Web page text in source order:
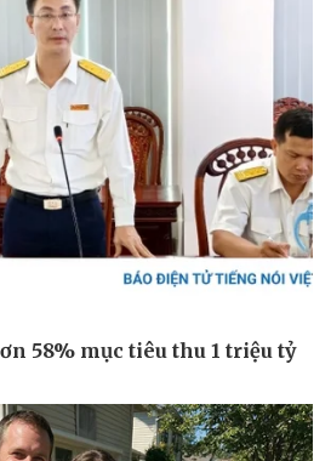
Quân sự - Quốc phòng
Vũ khí
Việt Nam
Phân tích